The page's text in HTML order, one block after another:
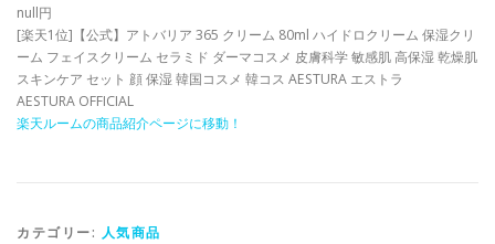
null円
[楽天1位]【公式】アトバリア 365 クリーム 80ml ハイドロクリーム 保湿クリ
ーム フェイスクリーム セラミド ダーマコスメ 皮膚科学 敏感肌 高保湿 乾燥肌
スキンケア セット 顔 保湿 韓国コスメ 韓コス AESTURA エストラ
AESTURA OFFICIAL
楽天ルームの商品紹介ページに移動！
カテゴリー: 人気商品